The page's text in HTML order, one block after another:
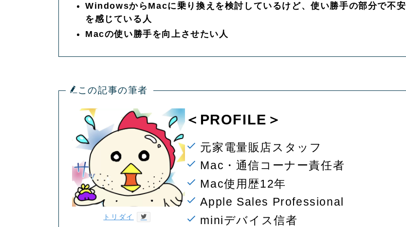
WindowsからMacに乗り換えを検討しているけど、使い勝手の部分で不安
を感じている人
Macの使い勝手を向上させたい人
この記事の筆者
トリダイ
＜PROFILE＞
元家電量販店スタッフ
Mac・通信コーナー責任者
Mac使用歴12年
Apple Sales Professional
miniデバイス信者